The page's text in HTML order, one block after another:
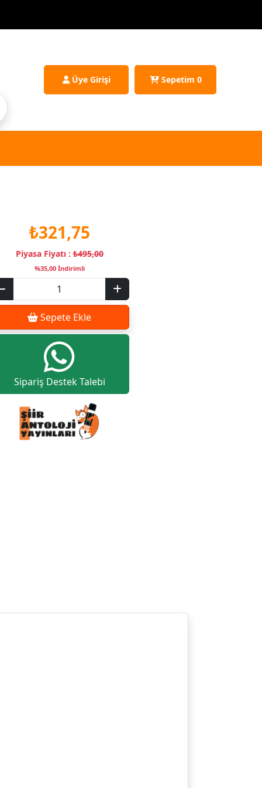
Üye Girişi Sepetim 0
₺321,75
Piyasa Fiyatı :₺495,00
%35,00 İndirimli
Sepete Ekle
Sipariş Destek Talebi